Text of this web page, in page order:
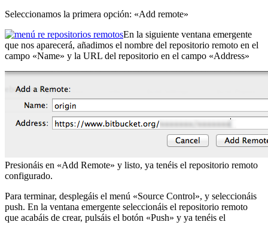
Seleccionamos la primera opción: «Add remote»
En la siguiente ventana emergente
que nos aparecerá, añadimos el nombre del repositorio remoto en el
campo «Name» y la URL del repositorio en el campo «Address»
Presionáis en «Add Remote» y listo, ya tenéis el repositorio remoto
configurado.
Para terminar, desplegáis el menú «Source Control», y seleccionáis
push. En la ventana emergente seleccionáis el repositorio remoto
que acabáis de crear, pulsáis el botón «Push» y ya tenéis el